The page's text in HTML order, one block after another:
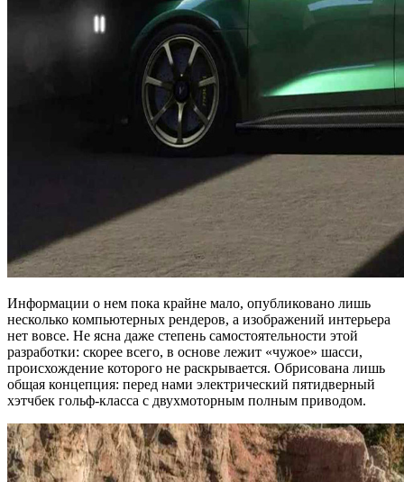
Информации о нем пока крайне мало, опубликовано лишь
несколько компьютерных рендеров, а изображений интерьера
нет вовсе. Не ясна даже степень самостоятельности этой
разработки: скорее всего, в основе лежит «чужое» шасси,
происхождение которого не раскрывается. Обрисована лишь
общая концепция: перед нами электрический пятидверный
хэтчбек гольф-класса с двухмоторным полным приводом.